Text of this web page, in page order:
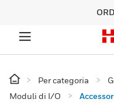
Per categoria
Moduli di I/O